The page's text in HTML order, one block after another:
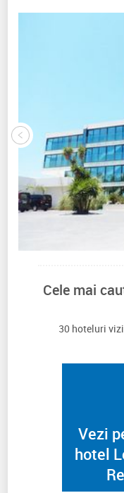
Cele mai
30 hoteluri
Vezi
hotel